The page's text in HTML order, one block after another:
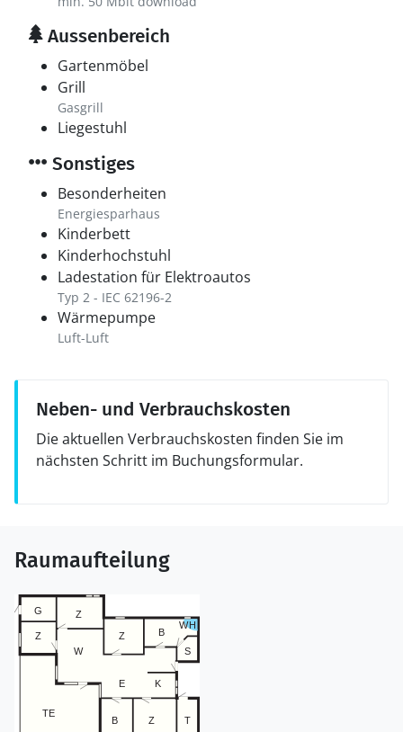
Aussenbereich
Gartenmöbel
Grill
Gasgrill
Liegestuhl
Sonstiges
Besonderheiten
Energiesparhaus
Kinderbett
Kinderhochstuhl
Ladestation für Elektroautos
Typ 2 - IEC 62196-2
Wärmepumpe
Luft-Luft
Neben- und Verbrauchskosten
Die aktuellen Verbrauchskosten finden Sie im
nächsten Schritt im Buchungsformular.
Raumaufteilung